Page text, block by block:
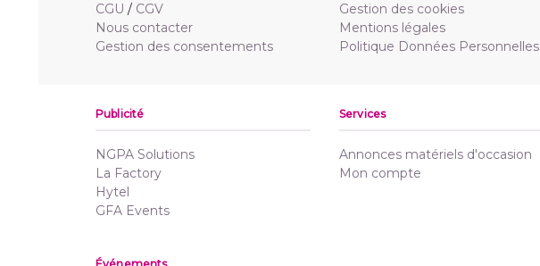
CGU / CGV
Nous contacter
Gestion des consentements
Gestion des cookies
Mentions légales
Politique Données Personnelles
Publicité
NGPA Solutions
La Factory
Hytel
GFA Events
Services
Annonces matériels d'occasion
Mon compte